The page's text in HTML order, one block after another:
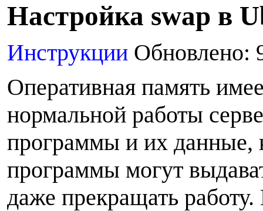
Настройка swap в
Инструкции Обновлено:
Оперативная память
нормальной работы
программы и их данные,
программы могут
даже прекращать